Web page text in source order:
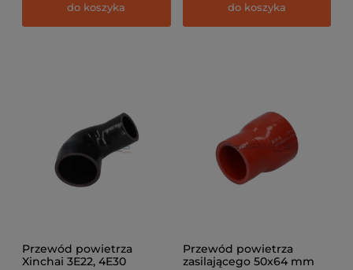
do koszyka do koszyka
Przewód powietrza
Xinchai 3E22, 4E30
Przewód powietrza
zasilającego 50x64 mm